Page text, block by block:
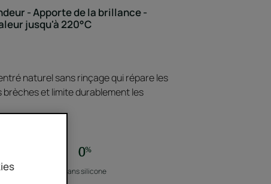
- Apporte de la brillance -
jusqu'à 220°C
naturel sans rinçage qui répare les
brèches et limite durablement les
ingrédient
Sans silicone